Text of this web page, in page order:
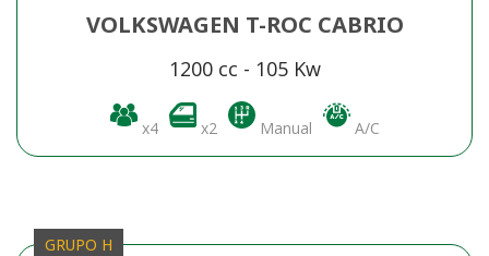
VOLKSWAGEN T-ROC CABRIO
1200 cc - 105 Kw
x4 x2 Manual A/C
GRUPO H